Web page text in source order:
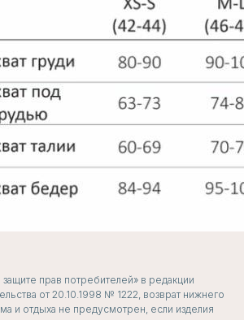
прав потребителей» в редакции
от 20.10.1998 № 1222, возврат нижнего
и отдыха не предусмотрен, если изделия